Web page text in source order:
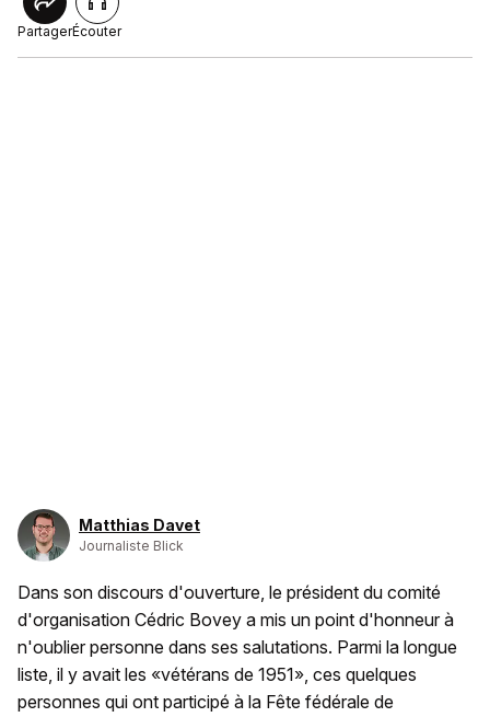
PartagerÉcouter
Matthias Davet
Journaliste Blick
Dans son discours d'ouverture, le président du comité
d'organisation Cédric Bovey a mis un point d'honneur à
n'oublier personne dans ses salutations. Parmi la longue
liste, il y avait les «vétérans de 1951», ces quelques
personnes qui ont participé à la Fête fédérale de